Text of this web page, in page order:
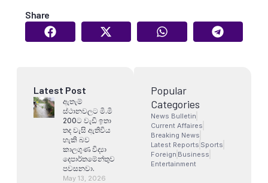
Share
Latest Post
ඇතැම්
ස්ථානවලට මි.මි
200ට වැඩි ඉතා
තද වැසි ඇතිවිය
හැකි බව
කාලගුණ විද්‍යා
දෙපාර්තමේන්තුව
පවසනවා.
May 13, 2026
Popular
Categories
News Bulletin
Current Affaires
Breaking News
Latest Reports Sports
Foreign Business
Entertainment